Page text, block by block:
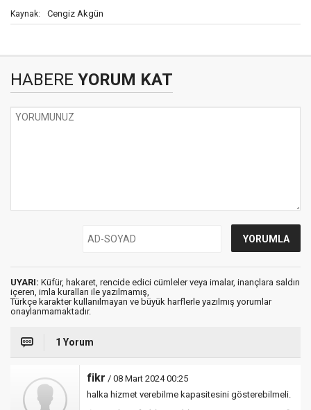
Kaynak: Cengiz Akgün
HABERE YORUM KAT
UYARI: Küfür, hakaret, rencide edici cümleler veya imalar, inançlara saldırı
içeren, imla kuralları ile yazılmamış,
Türkçe karakter kullanılmayan ve büyük harflerle yazılmış yorumlar
onaylanmamaktadır.
1 Yorum
fikr / 08 Mart 2024 00:25
halka hizmet verebilme kapasitesini gösterebilmeli.